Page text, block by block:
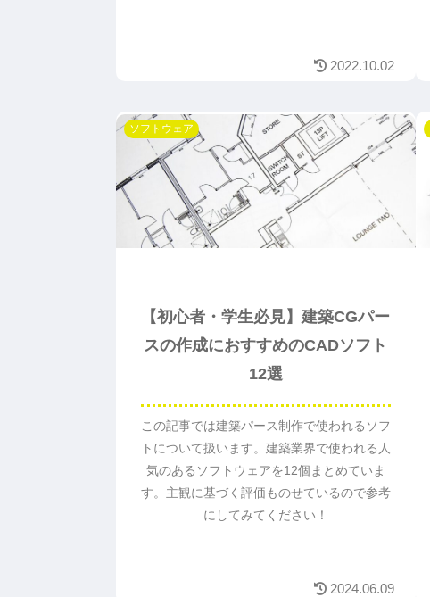
2022.10.02
ソフトウェア
【初心者・学生必見】建築CGパー
スの作成におすすめのCADソフト
12選
この記事では建築パース制作で使われるソフ
トについて扱います。建築業界で使われる人
気のあるソフトウェアを12個まとめていま
す。主観に基づく評価ものせているので参考
にしてみてください！
2024.06.09